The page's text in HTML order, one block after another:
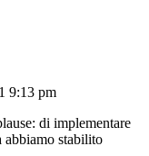
9:13 pm
di implementare
abbiamo stabilito